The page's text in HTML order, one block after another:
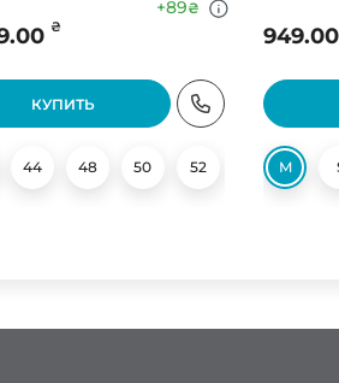
₴
+89₴
КУПИТЬ
44 48 50 52 56
949.00
M